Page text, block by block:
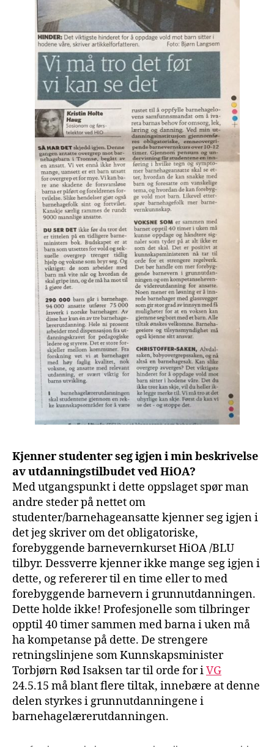
Kjenner studenter seg igjen i min beskrivelse
av utdanningstilbudet ved HiOA?
Med utgangspunkt i dette oppslaget spør man
andre steder på nettet om
studenter/barnehageansatte kjenner seg igjen i
det jeg skriver om det obligatoriske,
forebyggende barnevernkurset HiOA /BLU
tilbyr. Dessverre kjenner ikke mange seg igjen i
dette, og refererer til en time eller to med
forebyggende barnevern i grunnutdanningen.
Dette holde ikke! Profesjonelle som tilbringer
opptil 40 timer sammen med barna i uken må
ha kompetanse på dette. De strengere
retningslinjene som Kunnskapsminister
Torbjørn Rød Isaksen tar til orde for iVG
24.5.15 må blant flere tiltak, innebære at denne
delen styrkes i grunnutdanningene i
barnehagelærerutdanningen.